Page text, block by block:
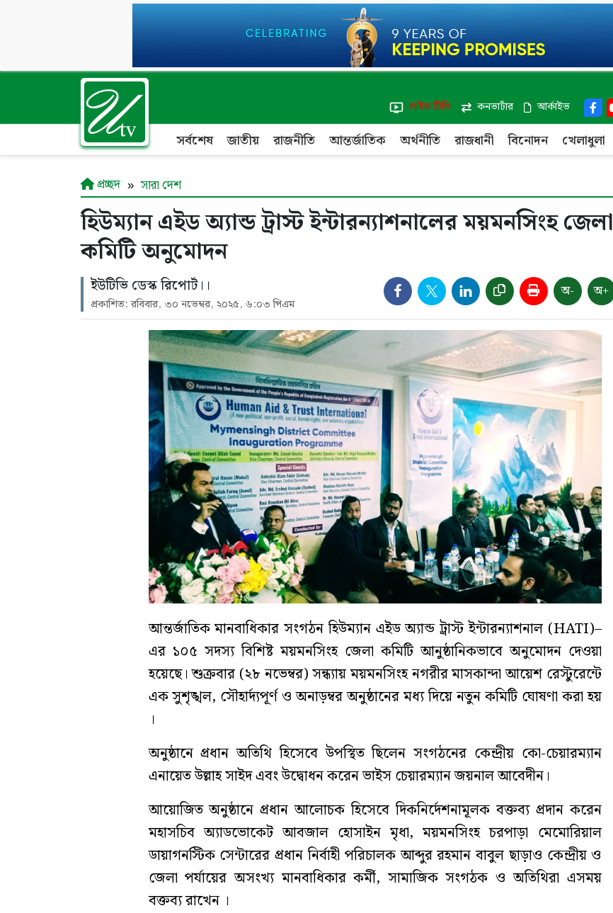
লাইভ টিভি
কনভার্টার আর্কাইভ
সর্বশেষ জাতীয় রাজনীতি আন্তর্জাতিক অর্থনীতি রাজধানী বিনোদন খেলাধুলা
প্রচ্ছদ সারা দেশ
হিউম্যান এইড অ্যান্ড ট্রাস্ট ইন্টারন্যাশনালের ময়মনসিংহ জেলা
কমিটি অনুমোদন
ইউটিভি ডেস্ক রিপোর্ট।।
প্রকাশিত: রবিবার, ৩০ নভেম্বর, ২০২৫, ৬:০৩ পিএম
অ- অ+
আন্তর্জাতিক মানবাধিকার সংগঠন হিউম্যান এইড অ্যান্ড ট্রাস্ট ইন্টারন্যাশনাল (HATI)–
এর ১০৫ সদস্য বিশিষ্ট ময়মনসিংহ জেলা কমিটি আনুষ্ঠানিকভাবে অনুমোদন দেওয়া
হয়েছে। শুক্রবার (২৮ নভেম্বর) সন্ধ্যায় ময়মনসিংহ নগরীর মাসকান্দা আয়েশ রেস্টুরেন্টে
এক সুশৃঙ্খল, সৌহার্দ্যপূর্ণ ও অনাড়ম্বর অনুষ্ঠানের মধ্য দিয়ে নতুন কমিটি ঘোষণা করা হয়
।
অনুষ্ঠানে প্রধান অতিথি হিসেবে উপস্থিত ছিলেন সংগঠনের কেন্দ্রীয় কো-চেয়ারম্যান
এনায়েত উল্লাহ সাইদ এবং উদ্বোধন করেন ভাইস চেয়ারম্যান জয়নাল আবেদীন।
আয়োজিত অনুষ্ঠানে প্রধান আলোচক হিসেবে দিকনির্দেশনামূলক বক্তব্য প্রদান করেন
মহাসচিব অ্যাডভোকেট আবজাল হোসাইন মৃধা, ময়মনসিংহ চরপাড়া মেমোরিয়াল
ডায়াগনস্টিক সেন্টারের প্রধান নির্বাহী পরিচালক আব্দুর রহমান বাবুল ছাড়াও কেন্দ্রীয় ও
জেলা পর্যায়ের অসংখ্য মানবাধিকার কর্মী, সামাজিক সংগঠক ও অতিথিরা এসময়
বক্তব্য রাখেন ।